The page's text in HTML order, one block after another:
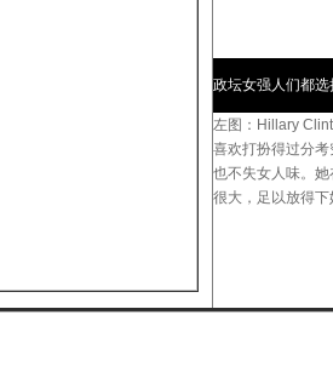
政坛女强人们都
左图：Hillary
喜欢打扮得过分
也不失女人味。
很大，足以放得